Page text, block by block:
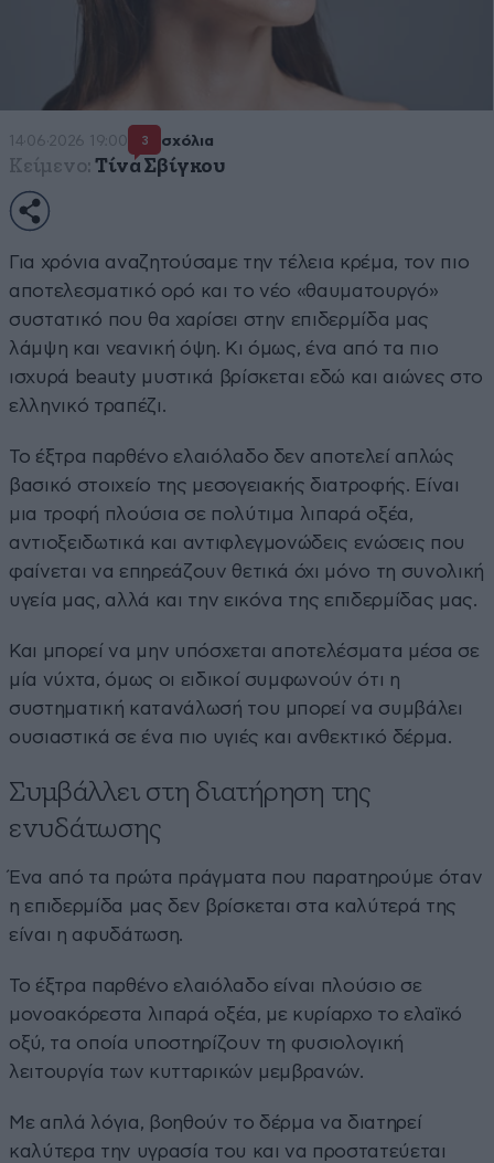
14·06·2026 19:00 3 σχόλια
Κείμενο: Τίνα Σβίγκου
Για χρόνια αναζητούσαμε την τέλεια κρέμα, τον πιο
αποτελεσματικό ορό και το νέο «θαυματουργό»
συστατικό που θα χαρίσει στην επιδερμίδα μας
λάμψη και νεανική όψη. Κι όμως, ένα από τα πιο
ισχυρά beauty μυστικά βρίσκεται εδώ και αιώνες στο
ελληνικό τραπέζι.
Το έξτρα παρθένο ελαιόλαδο δεν αποτελεί απλώς
βασικό στοιχείο της μεσογειακής διατροφής. Είναι
μια τροφή πλούσια σε πολύτιμα λιπαρά οξέα,
αντιοξειδωτικά και αντιφλεγμονώδεις ενώσεις που
φαίνεται να επηρεάζουν θετικά όχι μόνο τη συνολική
υγεία μας, αλλά και την εικόνα της επιδερμίδας μας.
Και μπορεί να μην υπόσχεται αποτελέσματα μέσα σε
μία νύχτα, όμως οι ειδικοί συμφωνούν ότι η
συστηματική κατανάλωσή του μπορεί να συμβάλει
ουσιαστικά σε ένα πιο υγιές και ανθεκτικό δέρμα.
Συμβάλλει στη διατήρηση της
ενυδάτωσης
Ένα από τα πρώτα πράγματα που παρατηρούμε όταν
η επιδερμίδα μας δεν βρίσκεται στα καλύτερά της
είναι η αφυδάτωση.
Το έξτρα παρθένο ελαιόλαδο είναι πλούσιο σε
μονοακόρεστα λιπαρά οξέα, με κυρίαρχο το ελαϊκό
οξύ, τα οποία υποστηρίζουν τη φυσιολογική
λειτουργία των κυτταρικών μεμβρανών.
Με απλά λόγια, βοηθούν το δέρμα να διατηρεί
καλύτερα την υγρασία του και να προστατεύεται